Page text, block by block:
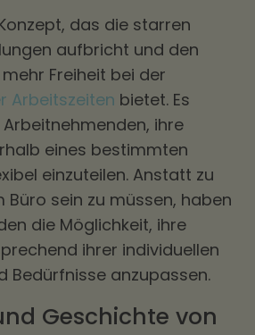
das die starren
aufbricht und den
Freiheit bei der
Arbeitszeiten bietet. Es
ihre
eines bestimmten
einzuteilen. Anstatt zu
Büro sein zu müssen, haben
die Möglichkeit, ihre
ihrer individuellen
Bedürfnisse anzupassen.
Geschichte von